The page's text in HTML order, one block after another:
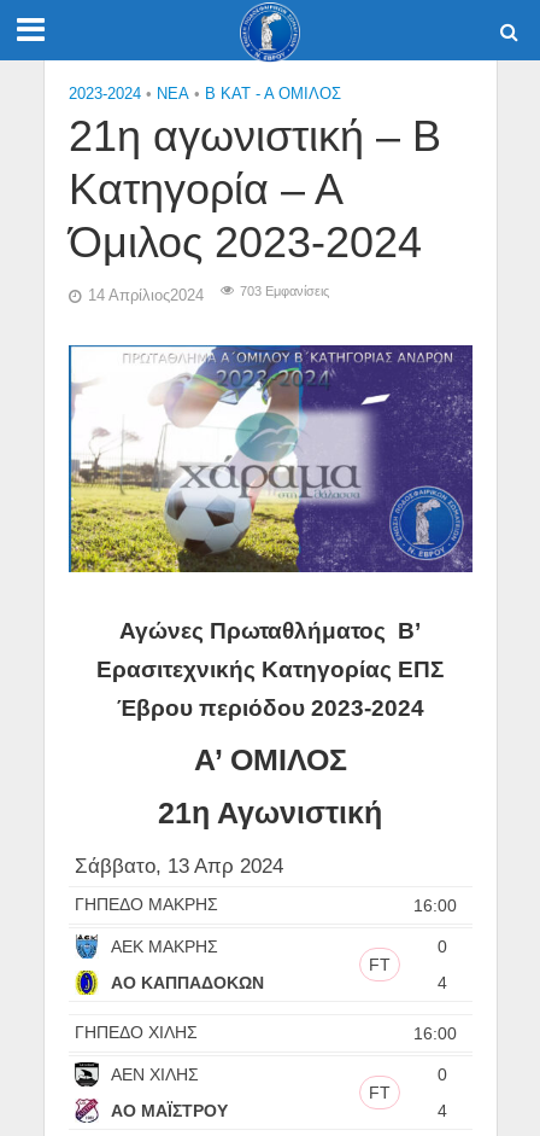
2023-2024 • NEA • Β ΚΑΤ - Α ΟΜΙΛΟΣ
21η αγωνιστική – Β
Κατηγορία – Α
Όμιλος 2023-2024
14 Απρίλιος2024 703 Εμφανίσεις
Αγώνες Πρωταθλήματος Β’
Ερασιτεχνικής Κατηγορίας ΕΠΣ
Έβρου περιόδου 2023-2024
Α’ ΟΜΙΛΟΣ
21η Αγωνιστική
Σάββατο, 13 Απρ 2024
16:00
ΓΗΠΕΔΟ ΜΑΚΡΗΣ
ΑΕΚ ΜΑΚΡΗΣ
0
FT
ΑΟ ΚΑΠΠΑΔΟΚΩΝ
4
16:00
ΓΗΠΕΔΟ ΧΙΛΗΣ
ΑΕΝ ΧΙΛΗΣ
0
FT
ΑΟ ΜΑΪΣΤΡΟΥ
4